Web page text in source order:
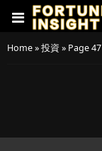
Home»投資 » Page 47